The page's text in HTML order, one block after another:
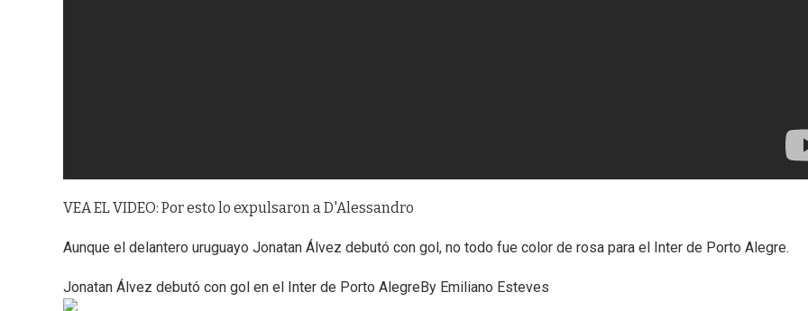
VEA EL VIDEO: Por esto lo expulsaron a D'Alessandro
Aunque el delantero uruguayo Jonatan Álvez debutó con gol, no todo fue color de rosa para el Inter de Porto Alegre.
Jonatan Álvez debutó con gol en el Inter de Porto Alegre By Emiliano Esteves